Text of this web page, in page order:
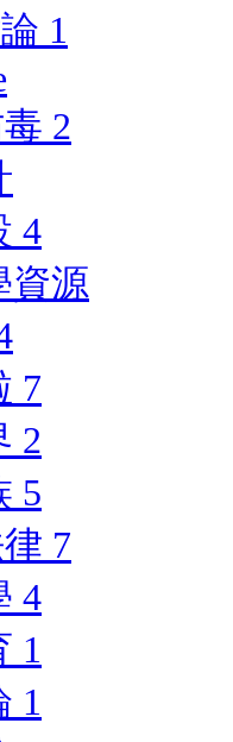
1
2
4
資源
7
2
5
7
4
1
1